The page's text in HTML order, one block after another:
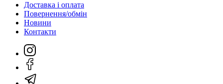
Доставка і оплата
Повернення/обмін
Новини
Контакти